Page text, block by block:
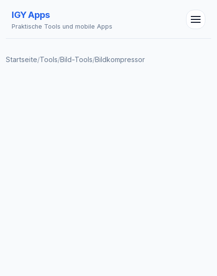
IGY Apps
Praktische Tools und mobile Apps
Startseite/Tools/Bild-Tools/Bildkompressor